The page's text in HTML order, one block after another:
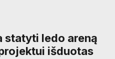
statyti ledo areną
išduotas